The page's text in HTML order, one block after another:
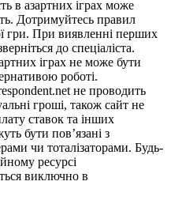
в азартних іграх може
Дотримуйтесь правил
гри. При виявленні перших
до спеціаліста.
іграх не може бути
роботі.
не проводить
гроші, також сайт не
ставок та інших
бути пов’язані з
чи тоталізаторами. Будь-
ресурсі
виключно в